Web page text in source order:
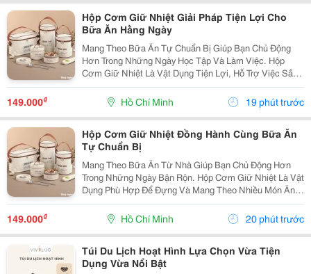
Hộp Cơm Giữ Nhiệt Giải Pháp Tiện Lợi Cho
Bữa Ăn Hằng Ngày
Mang Theo Bữa Ăn Tự Chuẩn Bị Giúp Bạn Chủ Động
Hơn Trong Những Ngày Học Tập Và Làm Việc. Hộp
Cơm Giữ Nhiệt Là Vật Dụng Tiện Lợi, Hỗ Trợ Việc Sắp
Xếp Và Mang Theo Nhiều Món Ăn Một Cách Gọn Gàng,
Phù Hợp Với Nhiều Lịch Trình Khác Nhau. Chọn Hộp
Cơm...
149.000₫ Hồ Chí Minh 19 phút trước
Hộp Cơm Giữ Nhiệt Đồng Hành Cùng Bữa Ăn
Tự Chuẩn Bị
Mang Theo Bữa Ăn Từ Nhà Giúp Bạn Chủ Động Hơn
Trong Những Ngày Bận Rộn. Hộp Cơm Giữ Nhiệt Là Vật
Dụng Phù Hợp Để Đựng Và Mang Theo Nhiều Món Ăn,
Đáp Ứng Nhu Cầu Sử Dụng Tại Trường Học, Văn Phòng
Hoặc Trong Những Chuyến Đi. Lựa Chọn Hộp Theo
Khẩu...
149.000₫ Hồ Chí Minh 20 phút trước
Túi Du Lịch Hoạt Hình Lựa Chọn Vừa Tiện
Dụng Vừa Nổi Bật